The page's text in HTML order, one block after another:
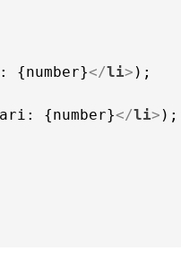
{number}</li> );
{number}</li> );